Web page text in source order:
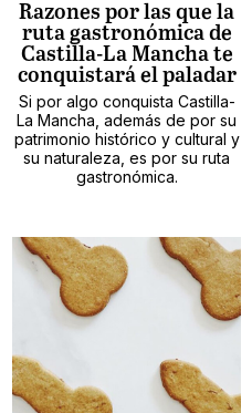
Razones por las que la
ruta gastronómica de
Castilla-La Mancha te
conquistará el paladar
Si por algo conquista Castilla-
La Mancha, además de por su
patrimonio histórico y cultural y
su naturaleza, es por su ruta
gastronómica.